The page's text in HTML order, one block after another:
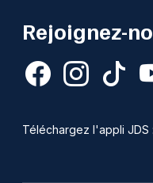
Rejoignez-
Téléchargez l'appli JDS :